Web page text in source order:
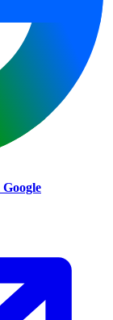
Google